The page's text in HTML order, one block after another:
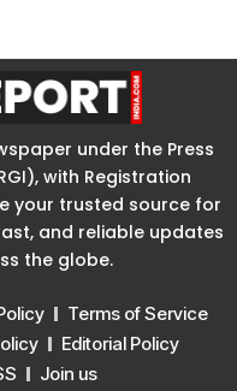
under the Press
with Registration
your trusted source for
and reliable updates
the globe.
Terms of Service
Editorial Policy
Join us